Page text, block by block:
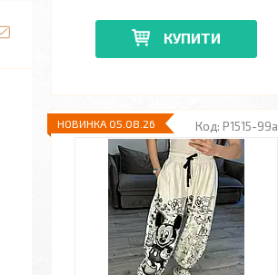
КУПИТИ
P1515-99a
НОВИНКА 05.08.26